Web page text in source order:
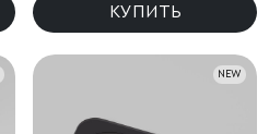
КУПИТЬ
NEW